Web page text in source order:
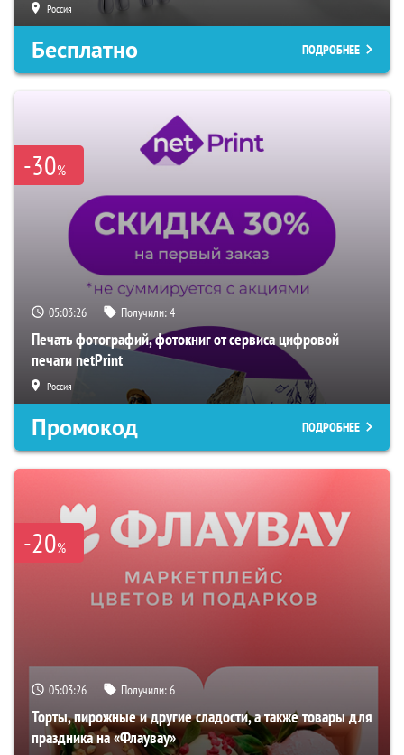
Россия
Бесплатно ПОДРОБНЕЕ
-30%
05:03:25 Получили:4
Печать фотографий, фотокниг от сервиса цифровой
печати netPrint
Россия
Промокод ПОДРОБНЕЕ
-20%
05:03:25 Получили:6
Торты, пирожные и другие сладости, а также товары для
праздника на «Флаувау»